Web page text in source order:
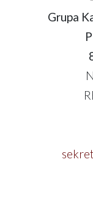
Grupa